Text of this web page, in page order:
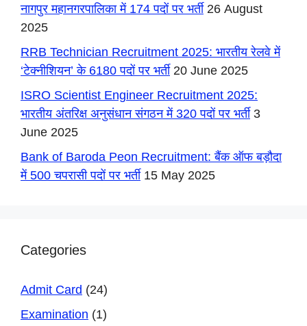
नागपुर महानगरपालिका में 174 पदों पर भर्ती 26 August
2025
RRB Technician Recruitment 2025: भारतीय रेलवे में
‘टेक्नीशियन’ के 6180 पदों पर भर्ती 20 June 2025
ISRO Scientist Engineer Recruitment 2025:
भारतीय अंतरिक्ष अनुसंधान संगठन में 320 पदों पर भर्ती 3
June 2025
Bank of Baroda Peon Recruitment: बैंक ऑफ बड़ौदा
में 500 चपरासी पदों पर भर्ती 15 May 2025
Categories
Admit Card (24)
Examination (1)